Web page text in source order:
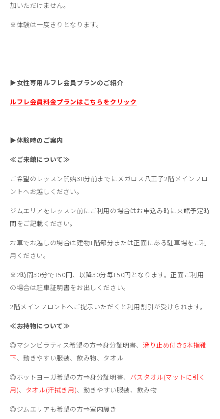
加いただけません。
※体験は一度きりとなります。
▶女性専用ルフレ会員プランのご紹介
ルフレ会員料金プランはこちらをクリック
▶体験時のご案内
≪ご来館について≫
ご希望のレッスン開始30分前までにメガロス八王子2階メインフロ
ントへお越しください。
ジムエリアをレッスン前にご利用の場合はお申込み時に来館予定時
間をご記載ください。
お車でお越しの場合は建物1階部分または正面にある駐車場をご利
用ください。
※2時間30分で150円、以降30分毎150円となります。正面ご利用
の場合は駐車証明書をお出しください。
2階メインフロントへご提示いただくと利用割引が受けられます。
≪お持物について≫
◎マシンピラティス希望の方⇒身分証明書、滑り止め付き5本指靴
下、動きやすい服装、飲み物、タオル
◎ホットヨーガ希望の方⇒身分証明書、 バスタオル(マットに引く
用)、 タオル(汗拭き用)、動きやすい服装、飲み物
◎ジムエリアも希望の方⇒室内履き